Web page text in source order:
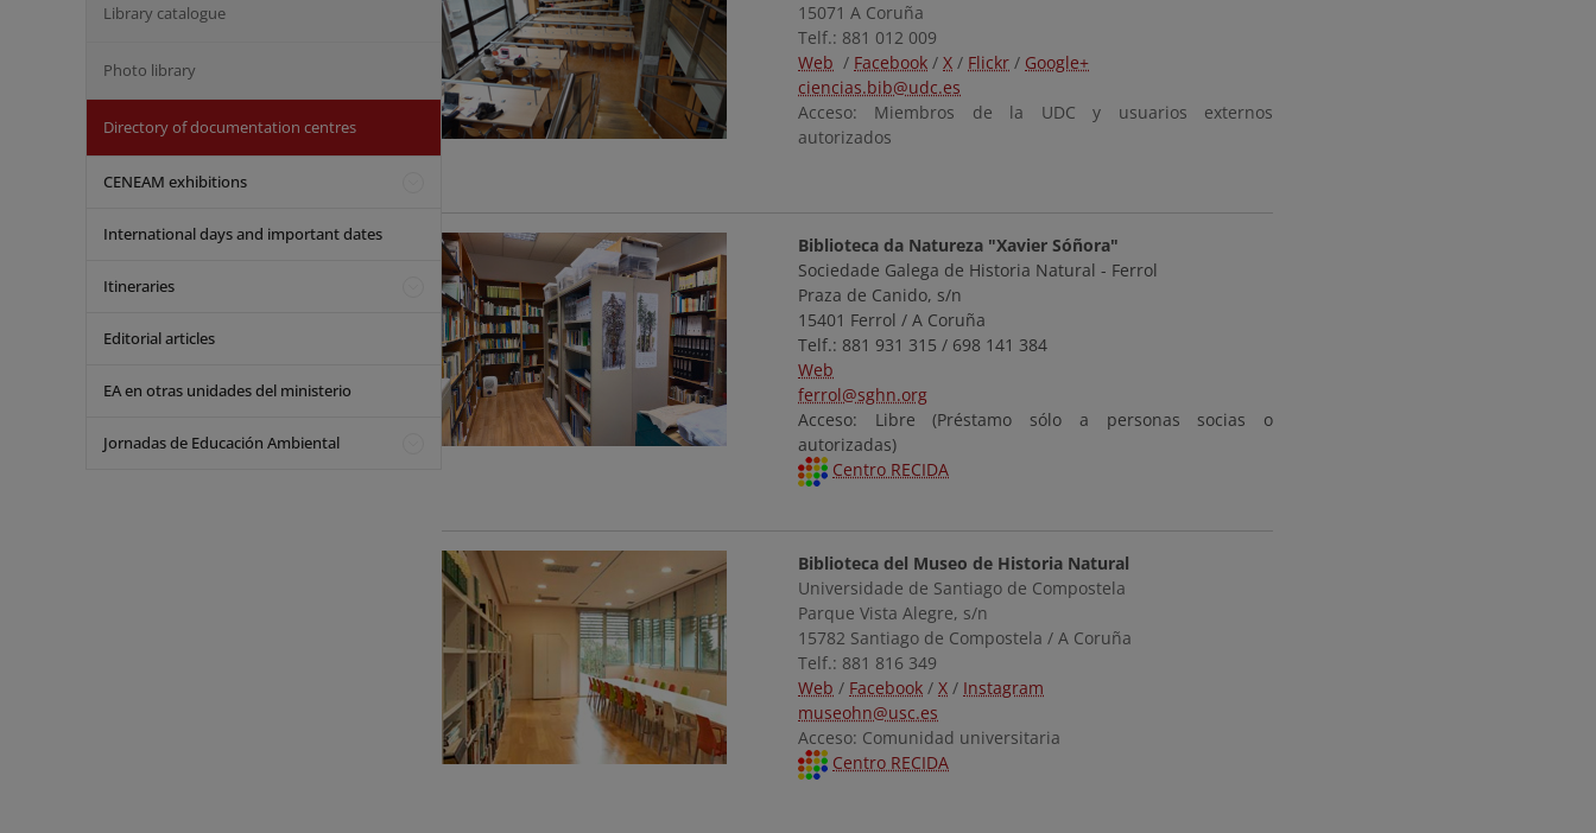
Library catalogue
Photo library
Directory of documentation centres
CENEAM exhibitions
International days and important dates
Itineraries
Editorial articles
EA en otras unidades del ministerio
Jornadas de Educación Ambiental
15071 A Coruña
Telf.: 881 012 009
Web / Facebook / X / Flickr / Google+
ciencias.bib@udc.es
Acceso: Miembros de la UDC y usuarios externos
autorizados
Biblioteca da Natureza "Xavier Sóñora"
Sociedade Galega de Historia Natural - Ferrol
Praza de Canido, s/n
15401 Ferrol / A Coruña
Telf.: 881 931 315 / 698 141 384
Web
ferrol@sghn.org
Acceso: Libre (Préstamo sólo a personas socias o
autorizadas)
Centro RECIDA
Biblioteca del Museo de Historia Natural
Universidade de Santiago de Compostela
Parque Vista Alegre, s/n
15782 Santiago de Compostela / A Coruña
Telf.: 881 816 349
Web / Facebook / X / Instagram
museohn@usc.es
Acceso: Comunidad universitaria
Centro RECIDA